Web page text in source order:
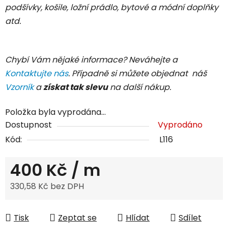
podšívky, košile, ložní prádlo, bytové a módní doplňky
atd.
Chybí Vám nějaké informace? Neváhejte a
Kontaktujte nás. Případně si můžete objednat náš
Vzorníkazískat tak slevuna další nákup.
Položka byla vyprodána…
Dostupnost
Vyprodáno
Kód:
L116
400 Kč / m
330,58 Kč bez DPH
Tisk
Zeptat se Hlídat Sdílet